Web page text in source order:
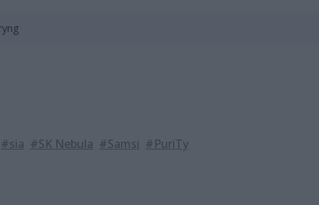
#sia #SK Nebula #Samsi #PuriTy